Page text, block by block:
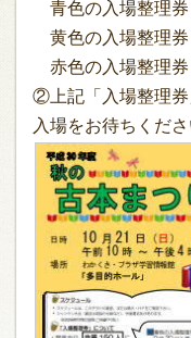
青色の入場整理券
黄色の入場整理券
赤色の入場整理券
②上記「入場整理券
入場をお待ちくださ